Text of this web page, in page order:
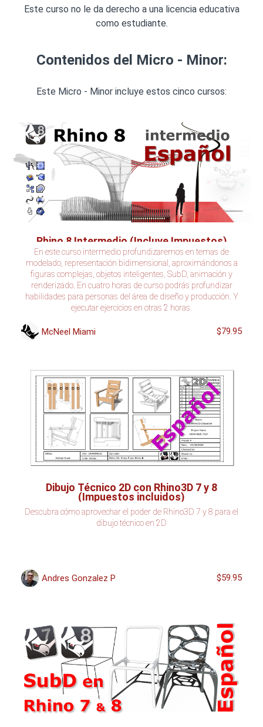
Este curso no le da derecho a una licencia educativa
como estudiante.
Contenidos del Micro - Minor:
Este Micro - Minor incluye estos cinco cursos:
Rhino 8 Intermedio (Incluye Impuestos)
En este curso intermedio profundizaremos en temas de
modelado, representación bidimensional, aproximándonos a
figuras complejas, objetos inteligentes, SubD, animación y
renderizado. En cuatro horas de curso podrás profundizar
habilidades para personas del área de diseño y producción. Y
ejecutar ejercicios en otras 2 horas.
McNeel Miami $79.95
Dibujo Técnico 2D con Rhino3D 7 y 8
(Impuestos incluidos)
Descubra cómo aprovechar el poder de Rhino3D 7 y 8 para el
dibujo técnico en 2D
Andres Gonzalez P $59.95